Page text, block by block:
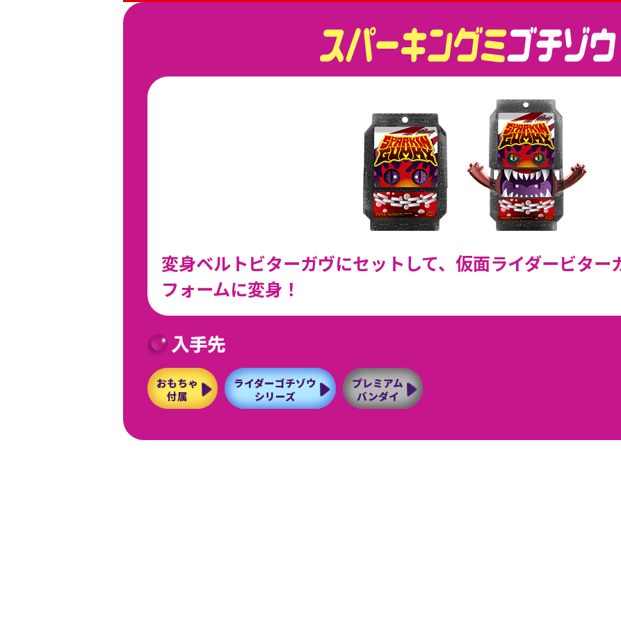
変身ベルトビターガヴにセットして、仮面ライダービター
フォームに変身！
おもちゃ
付属
ライダーゴチゾウ
シリーズ
プレミアム
バンダイ